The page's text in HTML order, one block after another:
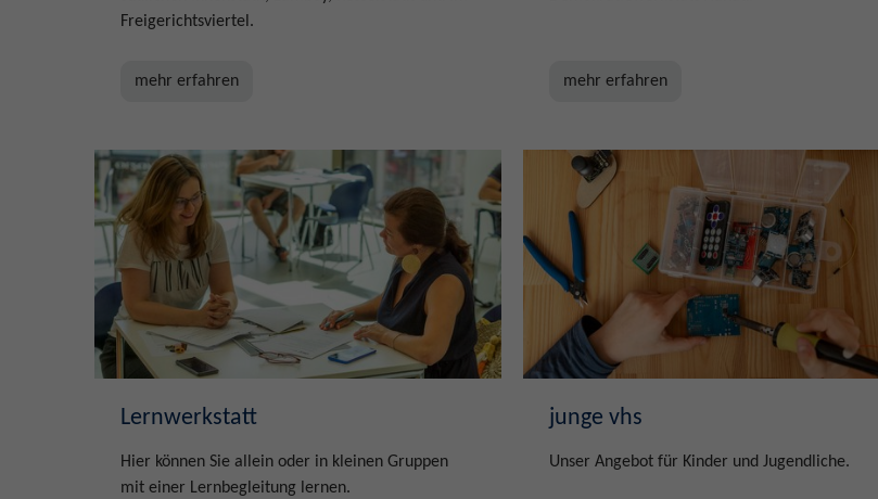
Freigerichtsviertel.
mehr erfahren mehr erfahren
Lernwerkstatt
Hier können Sie allein oder in kleinen Gruppen
mit einer Lernbegleitung lernen.
junge vhs
Unser Angebot für Kinder und Jugendliche.